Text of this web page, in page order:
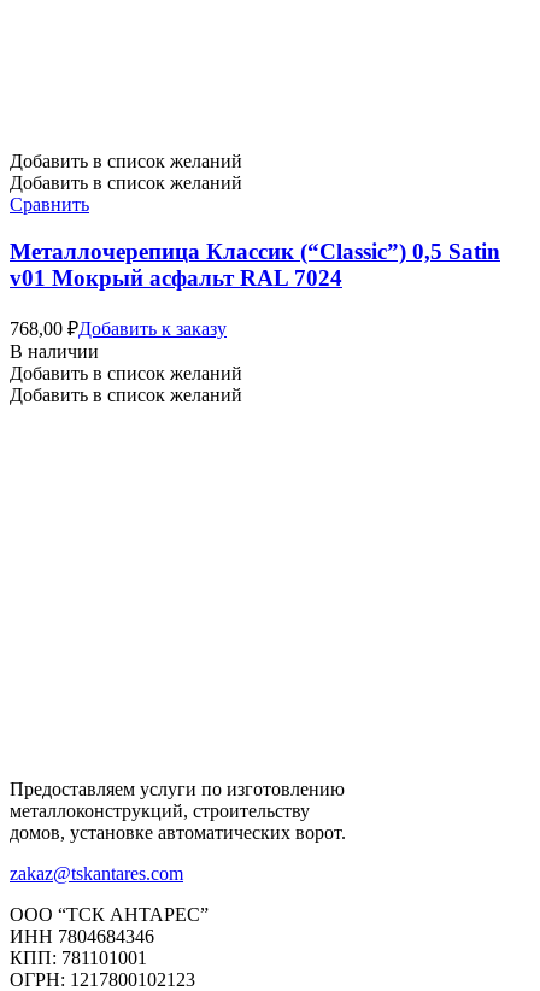
Добавить в список желаний
Добавить в список желаний
Сравнить
Металлочерепица Классик (“Classic”) 0,5 Satin
v01 Мокрый асфальт RAL 7024
768,00 ₽Добавить к заказу
В наличии
Добавить в список желаний
Добавить в список желаний
Предоставляем услуги по изготовлению
металлоконструкций, строительству
домов, установке автоматических ворот.
zakaz@tskantares.com
ООО “ТСК АНТАРЕС”
ИНН 7804684346
КПП: 781101001
ОГРН: 1217800102123